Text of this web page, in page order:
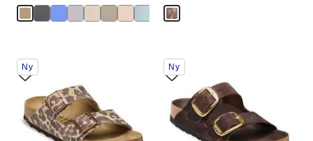
Samhandling
med
swatch-
farger
oppdatere
produktbildet
Ny
Samhandling
med
swatch-
farger
oppdatere
produktbildet
Ny